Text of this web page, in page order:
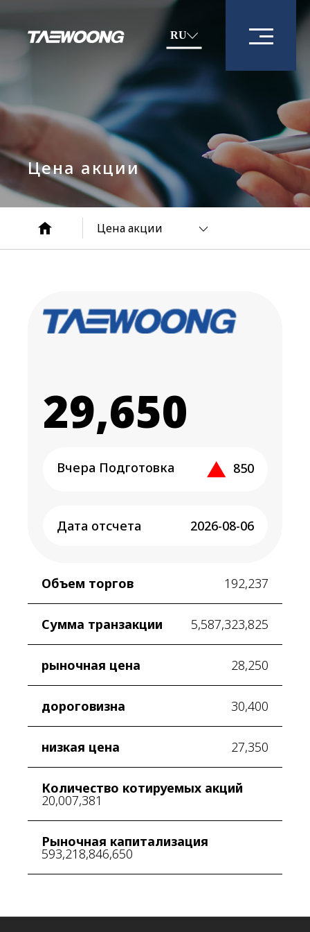
RU
Цена акции
Цена акции
29,650
Вчера Подготовка 850
Дата отсчета 2026-08-06
Объем торгов 192,237
Сумма транзакции 5,587,323,825
рыночная цена 28,250
дороговизна 30,400
низкая цена 27,350
Количество котируемых акций
20,007,381
Рыночная капитализация
593,218,846,650